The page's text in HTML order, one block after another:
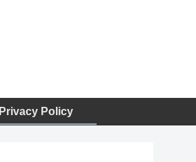
Privacy Policy